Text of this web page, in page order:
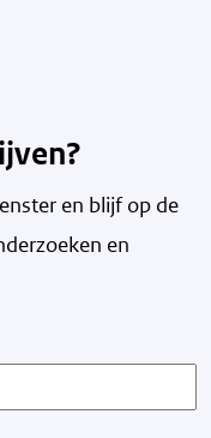
en blijf op de
en